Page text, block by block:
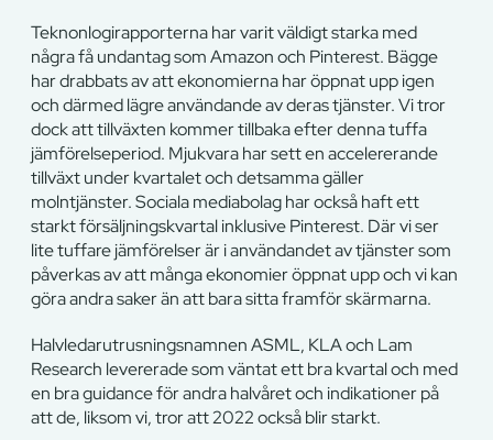
Teknonlogirapporterna har varit väldigt starka med
några få undantag som Amazon och Pinterest. Bägge
har drabbats av att ekonomierna har öppnat upp igen
och därmed lägre användande av deras tjänster. Vi tror
dock att tillväxten kommer tillbaka efter denna tuffa
jämförelseperiod. Mjukvara har sett en accelererande
tillväxt under kvartalet och detsamma gäller
molntjänster. Sociala mediabolag har också haft ett
starkt försäljningskvartal inklusive Pinterest. Där vi ser
lite tuffare jämförelser är i användandet av tjänster som
påverkas av att många ekonomier öppnat upp och vi kan
göra andra saker än att bara sitta framför skärmarna.
Halvledarutrusningsnamnen ASML, KLA och Lam
Research levererade som väntat ett bra kvartal och med
en bra guidance för andra halvåret och indikationer på
att de, liksom vi, tror att 2022 också blir starkt.